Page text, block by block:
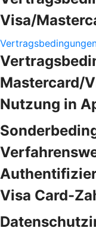
Visa/
Mastercard/
Nutzung in
Visa Card-